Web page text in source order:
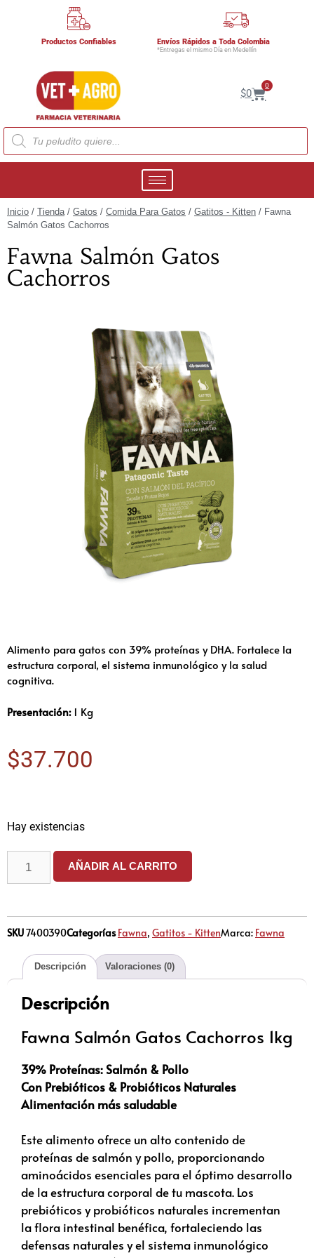
Productos Confiables Envíos Rápidos a Toda Colombia
*Entregas el mismo Día en Medellín
$0
0
Inicio / Tienda/ Gatos / Comida Para Gatos / Gatitos - Kitten / Fawna
Salmón Gatos Cachorros
Fawna Salmón Gatos
Cachorros
Alimento para gatos con 39% proteínas y DHA. Fortalece la
estructura corporal, el sistema inmunológico y la salud
cognitiva.
Presentación:1 Kg
$37.700
Hay existencias
AÑADIR AL CARRITO
SKU7400390Categorías Fawna, Gatitos - KittenMarca: Fawna
Descripción Valoraciones (0)
Descripción
Fawna Salmón Gatos Cachorros 1kg
39% Proteínas: Salmón & Pollo
Con Prebióticos & Probióticos Naturales
Alimentación más saludable
Este alimento ofrece un alto contenido de
proteínas de salmón y pollo, proporcionando
aminoácidos esenciales para el óptimo desarrollo
de la estructura corporal de tu mascota. Los
prebióticos y probióticos naturales incrementan
la flora intestinal benéfica, fortaleciendo las
defensas naturales y el sistema inmunológico